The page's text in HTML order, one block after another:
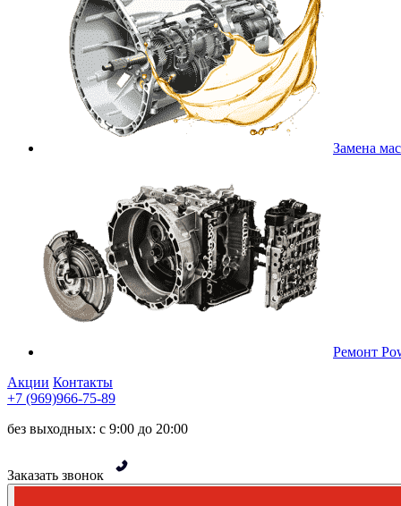
Замена
Ремонт
Акции Контакты
+7 (969)966-75-89
без выходных: с 9:00 до 20:00
Заказать звонок